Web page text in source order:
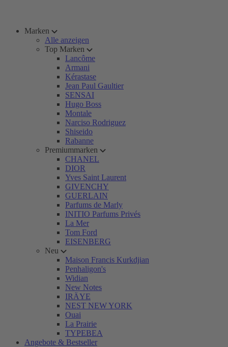
Marken
Alle anzeigen
Top Marken
Lancôme
Armani
Kérastase
Jean Paul Gaultier
SENSAI
Hugo Boss
Montale
Narciso Rodriguez
Shiseido
Rabanne
Premiummarken
CHANEL
DIOR
Yves Saint Laurent
GIVENCHY
GUERLAIN
Parfums de Marly
INITIO Parfums Privés
La Mer
Tom Ford
EISENBERG
Neu
Maison Francis Kurkdjian
Penhaligon's
Widian
New Notes
IRÄYE
NEST NEW YORK
Ouai
La Prairie
TYPEBEA
Angebote & Bestseller